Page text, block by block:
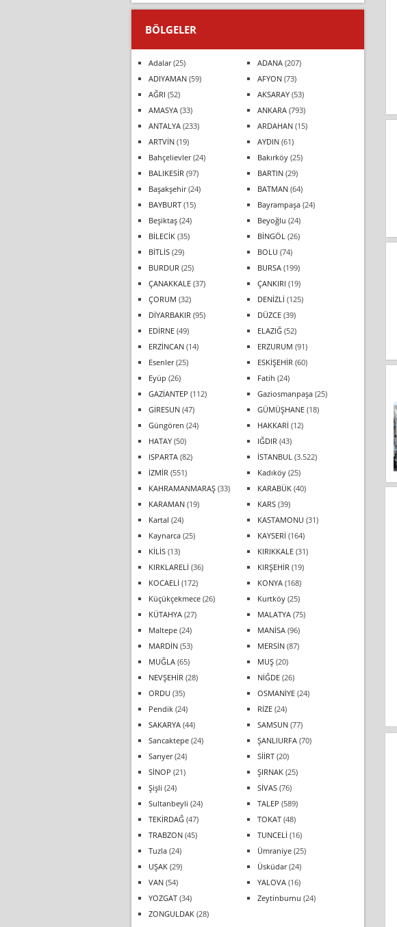
BÖLGELER
Adalar(25) ADANA (207)
ADIYAMAN (59) AFYON (73)
AĞRI (52) AKSARAY (53)
AMASYA (33) ANKARA (793)
ANTALYA (233) ARDAHAN (15)
ARTVİN (19) AYDIN (61)
Bahçelievler(24) Bakırköy (25)
BALIKESİR (97) BARTIN (29)
Başakşehir(24) BATMAN (64)
BAYBURT (15) Bayrampaşa (24)
Beşiktaş (24) Beyoğlu (24)
BİLECİK (35) BİNGÖL (26)
BİTLİS (29) BOLU (74)
BURDUR (25) BURSA (199)
ÇANAKKALE (37) ÇANKIRI (19)
ÇORUM (32) DENİZLİ (125)
DİYARBAKIR (95) DÜZCE (39)
EDİRNE (49) ELAZIĞ (52)
ERZİNCAN (14) ERZURUM (91)
Esenler(25) ESKİŞEHİR (60)
Eyüp (26) Fatih (24)
GAZİANTEP (112) Gaziosmanpaşa (25)
GİRESUN (47) GÜMÜŞHANE (18)
Güngören (24) HAKKARİ (12)
HATAY (50) IĞDIR (43)
ISPARTA (82) İSTANBUL (3.522)
İZMİR (551) Kadıköy (25)
KAHRAMANMARAŞ (33) KARABÜK (40)
KARAMAN (19) KARS (39)
Kartal (24) KASTAMONU (31)
Kaynarca (25) KAYSERİ (164)
KİLİS (13) KIRIKKALE (31)
KIRKLARELİ (36) KIRŞEHİR (19)
KOCAELİ (172) KONYA (168)
Küçükçekmece (26) Kurtköy (25)
KÜTAHYA (27) MALATYA (75)
Maltepe (24) MANİSA (96)
MARDİN (53) MERSİN (87)
MUĞLA (65) MUŞ (20)
NEVŞEHİR (28) NİĞDE (26)
ORDU (35) OSMANİYE (24)
Pendik (24) RİZE (24)
SAKARYA (44) SAMSUN (77)
Sancaktepe (24) ŞANLIURFA (70)
Sarıyer(24) SİİRT (20)
SİNOP (21) ŞIRNAK (25)
Şişli (24) SİVAS (76)
Sultanbeyli (24) TALEP (589)
TEKİRDAĞ (47) TOKAT (48)
TRABZON (45) TUNCELİ (16)
Tuzla (24) Ümraniye (25)
UŞAK (29) Üsküdar(24)
VAN (54) YALOVA (16)
YOZGAT (34) Zeytinburnu (24)
ZONGULDAK (28)